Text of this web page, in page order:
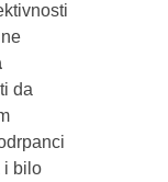
da
i bilo